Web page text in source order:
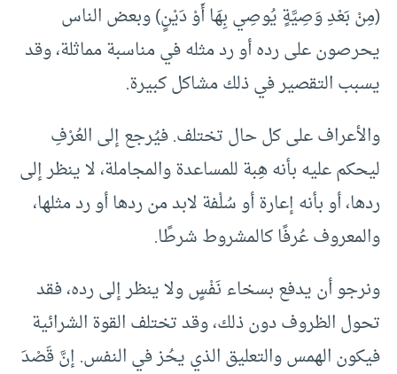
(مِنْ بَعْدِ وَصِيَّةٍ يُوصِي بِهَا أَوْ دَيْنٍ) وبعض الناس
يحرصون على رده أو رد مثله في مناسبة مماثلة، وقد
يسبب التقصير في ذلك مشاكل كبيرة.
والأعراف على كل حال تختلف. فيُرجع إلى العُرْفِ
ليحكم عليه بأنه هِبة للمساعدة والمجاملة، لا ينظر إلى
ردها، أو بأنه إعارة أو سُلْفة لابد من ردها أو رد مثلها،
والمعروف عُرفًا كالمشروط شرطًا.
ونرجو أن يدفع بسخاء نَفْسٍ ولا ينظر إلى رده، فقد
تحول الظروف دون ذلك، وقد تختلف القوة الشرائية
فيكون الهمس والتعليق الذي يحُز في النفس. إنَّ قَصْدَ